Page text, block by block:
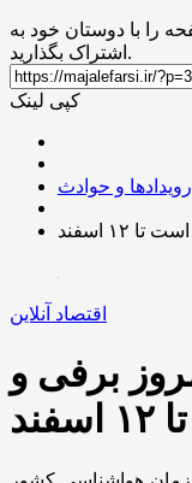
را با دوستان خود به
اشتراک بگذارید.
کپی لینک
رویدادها و حوادث
اسفند
اقتصاد آنلاین
برفی و